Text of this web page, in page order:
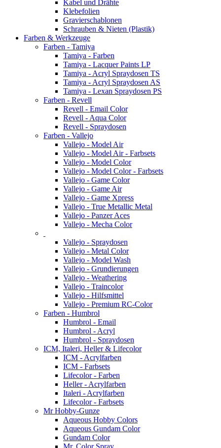
Kabel und Drähte
Klebefolien
Gravierschablonen
Schrauben & Nieten (Plastik)
Farben & Werkzeuge
Farben - Tamiya
Tamiya - Farben
Tamiya - Lacquer Paints LP
Tamiya - Acryl Spraydosen TS
Tamiya - Acryl Spraydosen AS
Tamiya - Lexan Spraydosen PS
Farben - Revell
Revell - Email Color
Revell - Aqua Color
Revell - Spraydosen
Farben - Vallejo
Vallejo - Model Air
Vallejo - Model Air - Farbsets
Vallejo - Model Color
Vallejo - Model Color - Farbsets
Vallejo - Game Color
Vallejo - Game Air
Vallejo - Game Xpress
Vallejo - True Metallic Metal
Vallejo - Panzer Aces
Vallejo - Mecha Color
Vallejo - Spraydosen
Vallejo - Metal Color
Vallejo - Model Wash
Vallejo - Grundierungen
Vallejo - Weathering
Vallejo - Traincolor
Vallejo - Hilfsmittel
Vallejo - Premium RC-Color
Farben - Humbrol
Humbrol - Email
Humbrol - Acryl
Humbrol - Spraydosen
ICM, Italeri, Heller & Lifecolor
ICM - Acrylfarben
ICM - Farbsets
Lifecolor - Farben
Heller - Acrylfarben
Italeri - Acrylfarben
Lifecolor - Farbsets
Mr Hobby-Gunze
Aqueous Hobby Colors
Aqueous Gundam Color
Gundam Color
Mr. Color Spray